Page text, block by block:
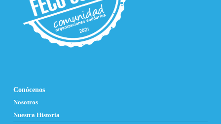
Conócenos
Nosotros
Nuestra Historia